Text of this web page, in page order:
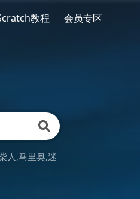
教程 会员专区
人 马里奥 迷